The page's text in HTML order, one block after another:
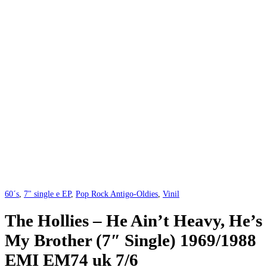
60´s, 7" single e EP, Pop Rock Antigo-Oldies, Vinil
The Hollies – He Ain’t Heavy, He’s
My Brother (7″ Single) 1969/1988
EMI EM74 uk 7/6